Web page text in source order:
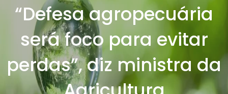
“Defesa agropecuária
será foco para evitar
perdas”, diz ministra da